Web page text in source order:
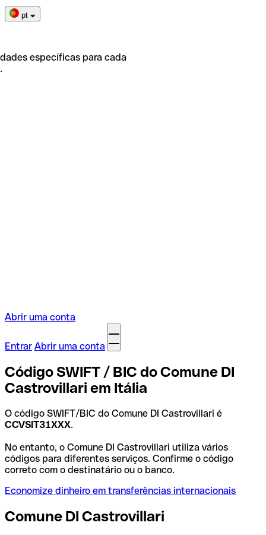
pt
específicas para cada
Abrir uma conta
Entrar Abrir uma conta
Código SWIFT / BIC do Comune DI
Castrovillari em Itália
O código SWIFT/BIC do Comune DI Castrovillari é
CCVSIT31XXX.
No entanto, o Comune DI Castrovillari utiliza vários
códigos para diferentes serviços. Confirme o código
correto com o destinatário ou o banco.
Economize dinheiro em transferências internacionais
Comune DI Castrovillari